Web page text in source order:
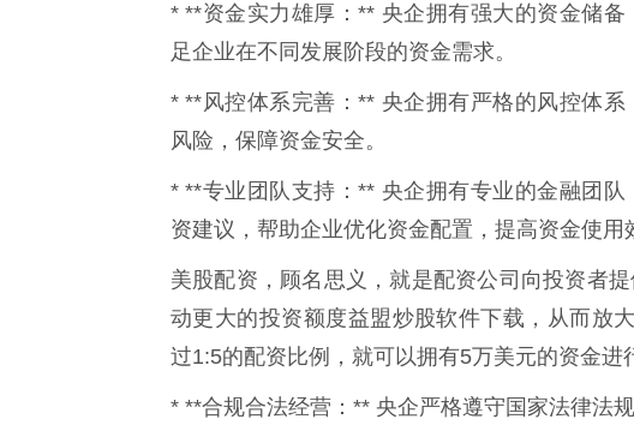
* **资金实力雄厚：** 央企拥有强大的资金储
足企业在不同发展阶段的资金需求。
* **风控体系完善：** 央企拥有严格的风控体
风险，保障资金安全。
* **专业团队支持：** 央企拥有专业的金融团
资建议，帮助企业优化资金配置，提高资金使用
美股配资，顾名思义，就是配资公司向投资者
动更大的投资额度益盟炒股软件下载，从而放
过1:5的配资比例，就可以拥有5万美元的资金进
* **合规合法经营：** 央企严格遵守国家法律法